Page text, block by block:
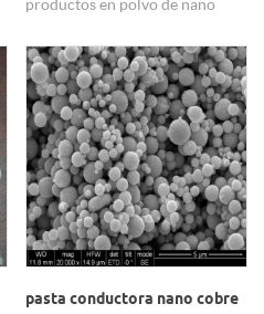
productos en polvo de nano
proveedores de hw nano silver
powder.
pasta conductora nano cobre